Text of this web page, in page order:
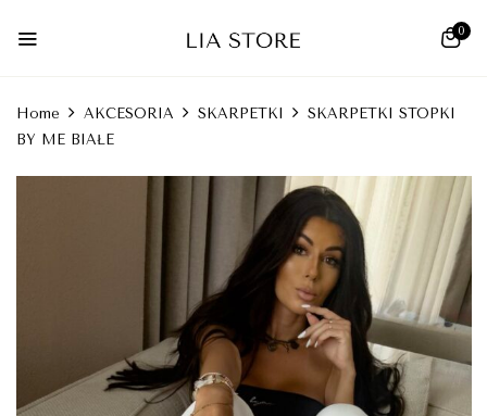
0
Home AKCESORIA SKARPETKI
SKARPETKI STOPKI
BY ME BIAŁE